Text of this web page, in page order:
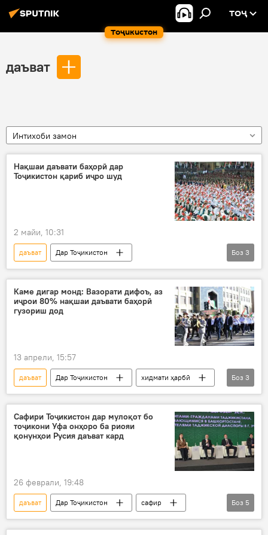
Тоҷикистон
ТОҶ
даъват
Интихоби замон
Нақшаи даъвати баҳорӣ дар
Тоҷикистон қариб иҷро шуд
2 майи, 10:31
даъват
Дар Тоҷикистон
иҷрои нақшаи даъват
Қувваҳои мусаллаҳи ҶТ
Қувваҳои масаллаҳ
Боз 3
Каме дигар монд: Вазорати дифоъ, аз
иҷрои 80% нақшаи даъвати баҳорӣ
гузориш дод
13 апрели, 15:57
даъват Дар Тоҷикистон
хидмати ҳарбӣ
аскарӣ
артиш
Вазорати дифоъи Тоҷикистон
Боз 3
Сафири Тоҷикистон дар мулоқот бо
тоҷикони Уфа онҳоро ба риояи
қонунҳои Русия даъват кард
26 феврали, 19:48
даъват Дар Тоҷикистон
сафир
Давлатшоҳ Гулмаҳмадзода
Уфа
Боз 5